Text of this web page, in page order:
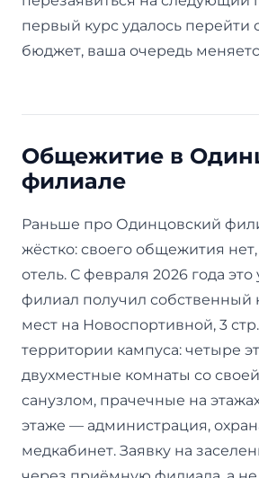
первый курс удалось перейти
бюджет, ваша очередь
Общежитие в
филиале
Раньше про Одинцовский
жёстко: своего общежития
отель. С февраля 2026 года
филиал получил собственный
мест на Новоспортивной, 3
территории кампуса: четыре
двухместные комнаты со
санузлом, прачечные на
этаже — администрация,
медкабинет. Заявку на